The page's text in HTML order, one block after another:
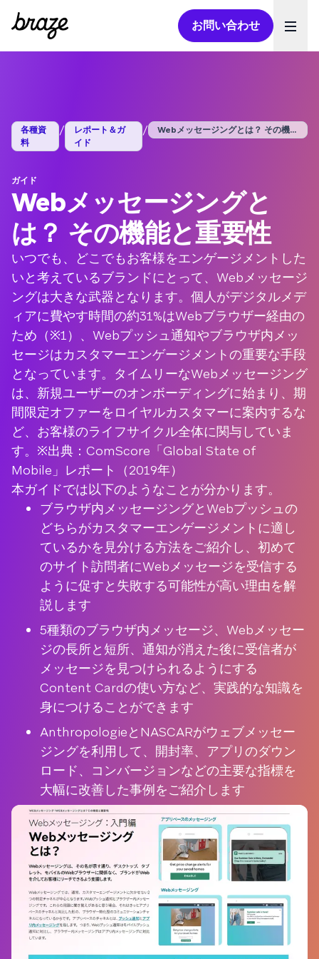
お問い合わせ
各種資
料
/
レポート＆ガ
イド
/ Webメッセージングとは？ その機能と重...
ガイド
Webメッセージングと
は？ その機能と重要性
いつでも、どこでもお客様をエンゲージメントした
いと考えているブランドにとって、Webメッセージ
ングは大きな武器となります。個人がデジタルメデ
ィアに費やす時間の約31%はWebブラウザー経由の
ため（※1）、Webプッシュ通知やブラウザ内メッ
セージはカスタマーエンゲージメントの重要な手段
となっています。タイムリーなWebメッセージング
は、新規ユーザーのオンボーディングに始まり、期
間限定オファーをロイヤルカスタマーに案内するな
ど、お客様のライフサイクル全体に関与していま
す。※出典：ComScore「Global State of
Mobile」レポート（2019年）
本ガイドでは以下のようなことが分かります。
ブラウザ内メッセージングとWebプッシュの
どちらがカスタマーエンゲージメントに適し
ているかを見分ける方法をご紹介し、初めて
のサイト訪問者にWebメッセージを受信する
ように促すと失敗する可能性が高い理由を解
説します
5種類のブラウザ内メッセージ、Webメッセー
ジの長所と短所、通知が消えた後に受信者が
メッセージを見つけられるようにする
Content Cardの使い方など、実践的な知識を
身につけることができます
AnthropologieとNASCARがウェブメッセー
ジングを利用して、開封率、アプリのダウン
ロード、コンバージョンなどの主要な指標を
大幅に改善した事例をご紹介します